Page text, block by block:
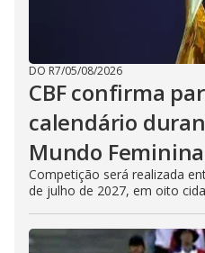
DO R7/05/08/2026
CBF confirma
calendário
Mundo
Competição será realizada
de julho de 2027, em oito